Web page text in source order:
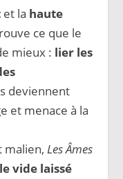
et la haute
ce que le
mieux : lier les
deviennent
et menace à la
malien,Les Âmes
le vide laissé